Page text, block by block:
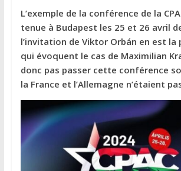
L’exemple de la conférence de la
tenue à Budapest les 25 et 26 avril
l’invitation de Viktor Orbán en est la
qui évoquent le cas de Maximilian
donc pas passer cette conférence
la France et l’Allemagne n’étaient